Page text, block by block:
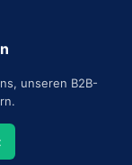
unseren B2B-